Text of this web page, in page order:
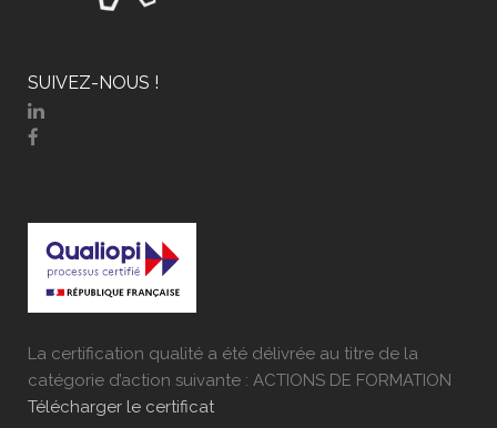
SUIVEZ-NOUS !
La certification qualité a été délivrée au titre de la
catégorie d’action suivante : ACTIONS DE FORMATION
Télécharger le certificat